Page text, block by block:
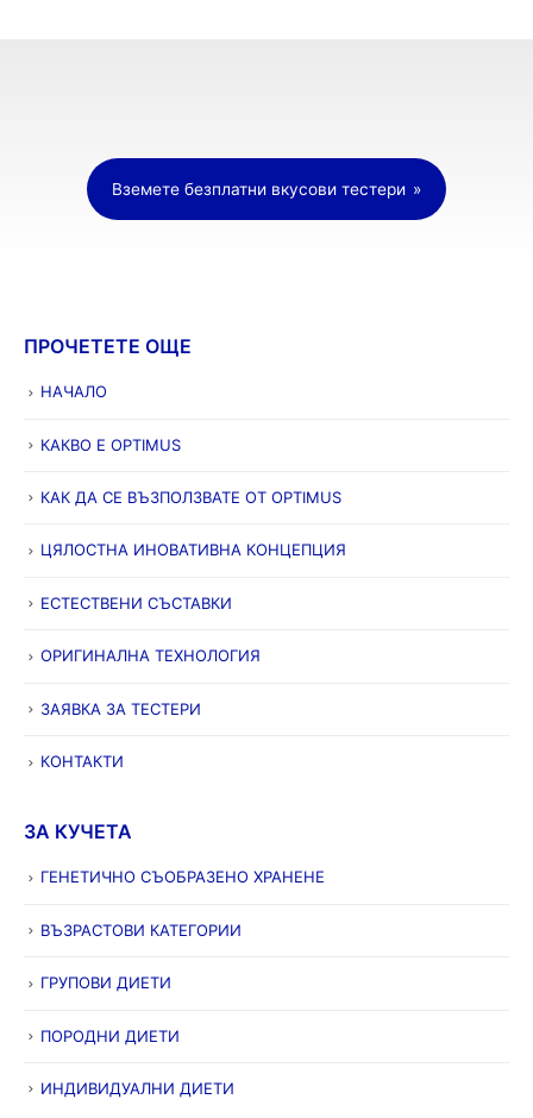
Вземете безплатни вкусови тестери
ПРОЧЕТЕТЕ ОЩЕ
НАЧАЛО
КАКВО Е OPTIMUS
КАК ДА СЕ ВЪЗПОЛЗВАТЕ ОТ OPTIMUS
ЦЯЛОСТНА ИНОВАТИВНА КОНЦЕПЦИЯ
ЕСТЕСТВЕНИ СЪСТАВКИ
ОРИГИНАЛНА ТЕХНОЛОГИЯ
ЗАЯВКА ЗА ТЕСТЕРИ
КОНТАКТИ
ЗА КУЧЕТА
ГЕНЕТИЧНО СЪОБРАЗЕНО ХРАНЕНЕ
ВЪЗРАСТОВИ КАТЕГОРИИ
ГРУПОВИ ДИЕТИ
ПОРОДНИ ДИЕТИ
ИНДИВИДУАЛНИ ДИЕТИ